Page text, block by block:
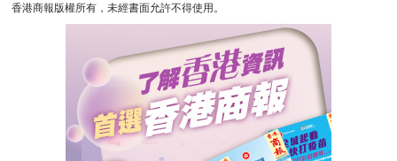
香港商報版權所有，未經書面允許不得使用。